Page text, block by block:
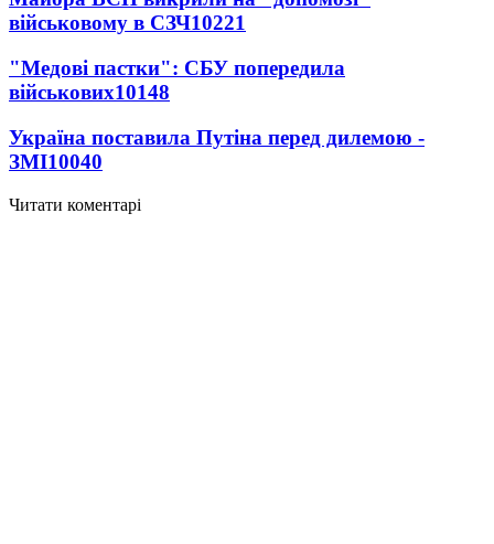
військовому в СЗЧ10221
"Медові пастки": СБУ попередила
військових10148
Україна поставила Путіна перед дилемою -
ЗМІ10040
Читати коментарі